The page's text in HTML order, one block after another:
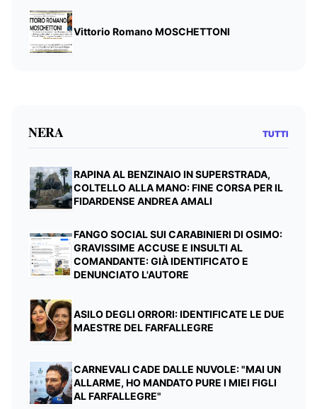
Vittorio Romano MOSCHETTONI
NERA TUTTI
RAPINA AL BENZINAIO IN SUPERSTRADA,
COLTELLO ALLA MANO: FINE CORSA PER IL
FIDARDENSE ANDREA AMALI
FANGO SOCIAL SUI CARABINIERI DI OSIMO:
GRAVISSIME ACCUSE E INSULTI AL
COMANDANTE: GIÀ IDENTIFICATO E
DENUNCIATO L'AUTORE
ASILO DEGLI ORRORI: IDENTIFICATE LE DUE
MAESTRE DEL FARFALLEGRE
CARNEVALI CADE DALLE NUVOLE: "MAI UN
ALLARME, HO MANDATO PURE I MIEI FIGLI
AL FARFALLEGRE"